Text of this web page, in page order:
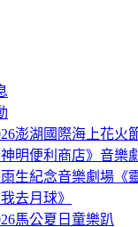
澎湖國際海上花火
神明便利商店》音樂劇
生紀念音樂劇場《
去月球》
馬公夏日童樂趴